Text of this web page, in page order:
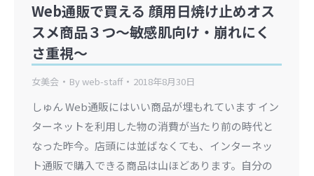
Web通販で買える 顔用日焼け止めオス
スメ商品３つ〜敏感肌向け・崩れにく
さ重視〜
女美会 Byweb-staff 2018年8月30日
しゅん Web通販にはいい商品が埋もれています イン
ターネットを利用した物の消費が当たり前の時代と
なった昨今。店頭には並ばなくても、インターネッ
ト通販で購入できる商品は山ほどあります。自分の